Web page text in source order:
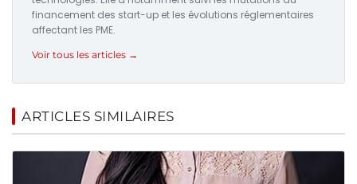
financement des start-up et les évolutions réglementaires
affectant les PME.
Voir tous les articles →
ARTICLES SIMILAIRES